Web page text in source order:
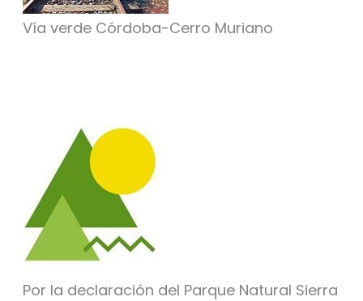
Vía verde Córdoba-Cerro Muriano
Por la declaración del Parque Natural Sierra